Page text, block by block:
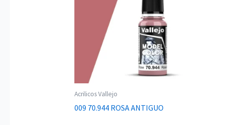
Acrilicos Vallejo
009 70.944 ROSA ANTIGUO